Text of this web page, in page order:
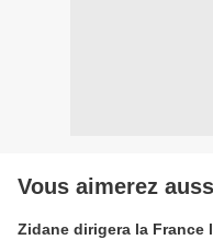
Vous aimerez
Zidane dirigera la France